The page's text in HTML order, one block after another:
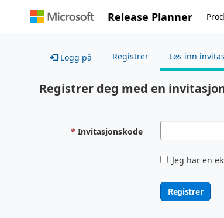
Release Planner
Logg på Registrer Løs inn
Registrer deg med en
Invitasjonskode
Jeg har en
Registrer